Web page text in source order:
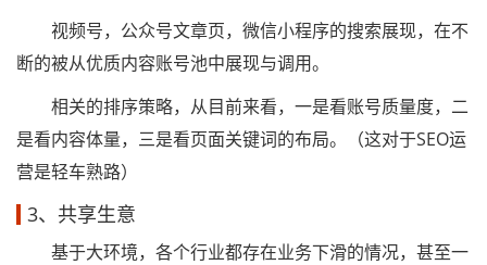
视频号，公众号文章页，微信小程序的搜索展现，在不
断的被从优质内容账号池中展现与调用。
相关的排序策略，从目前来看，一是看账号质量度，二
是看内容体量，三是看页面关键词的布局。（这对于SEO运
营是轻车熟路）
3、共享生意
基于大环境，各个行业都存在业务下滑的情况，甚至一